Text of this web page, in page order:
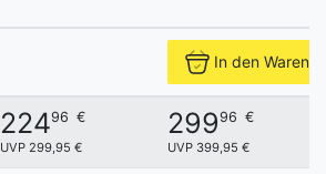
In den
22496 €
UVP 299,95 €
29996 €
UVP 399,95 €